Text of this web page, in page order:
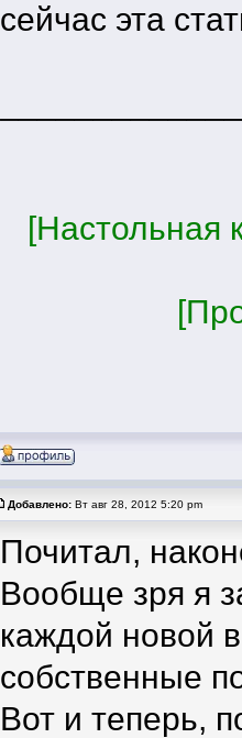
сейчас эта
[Настольная
Добавлено: Вт авг 28, 2012 5:20 pm
Почитал,
Вообще зря я
каждой новой
собственные
Вот и теперь,